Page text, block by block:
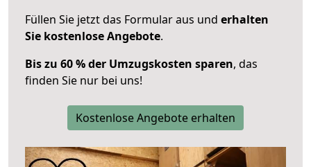
Füllen Sie jetzt das Formular aus und erhalten
Sie kostenlose Angebote.
Bis zu 60 % der Umzugskosten sparen, das
finden Sie nur bei uns!
Kostenlose Angebote erhalten